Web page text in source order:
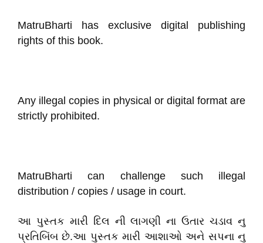
MatruBharti has exclusive digital publishing
rights of this book.
Any illegal copies in physical or digital format are
strictly prohibited.
MatruBharti can challenge such illegal
distribution / copies / usage in court.
આ પુસ્તક મારી દિલ ની લાગણી ના ઉતાર ચડાવ નુ
પ્રતિબિંબ છે.આ પુસ્તક મારી આશાઓ અને સપના નુ